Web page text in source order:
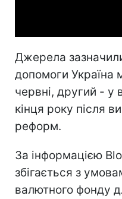
Джерела
допомоги
червні, другий - у
кінця року після
реформ.
За інформацією
збігається з
валютного фонду